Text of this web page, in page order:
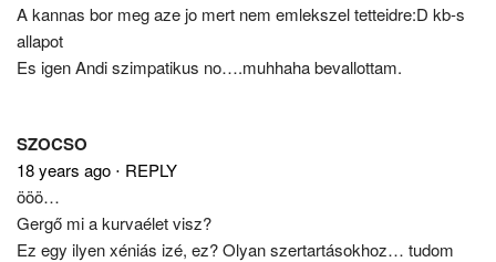
A kannas bor meg aze jo mert nem emlekszel tetteidre:D kb-s
allapot
Es igen Andi szimpatikus no….muhhaha bevallottam.
SZOCSO
18 years ago ⋅ REPLY
ööö…
Gergő mi a kurvaélet visz?
Ez egy ilyen xéniás izé, ez? Olyan szertartásokhoz… tudom